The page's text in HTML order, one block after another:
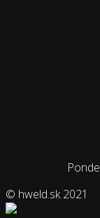
© hweld.sk 2021